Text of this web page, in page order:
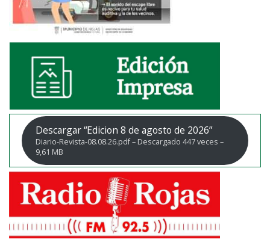
Descargar “Edicion 8 de agosto de 2026”
Diario-Revista-08.08.26.pdf – Descargado 447 veces –
9,61 MB